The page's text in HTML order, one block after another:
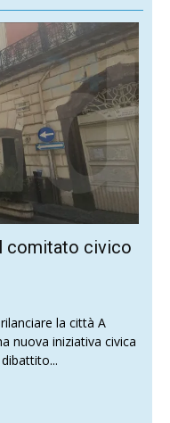
comitato civico
la città A
nuova iniziativa civica